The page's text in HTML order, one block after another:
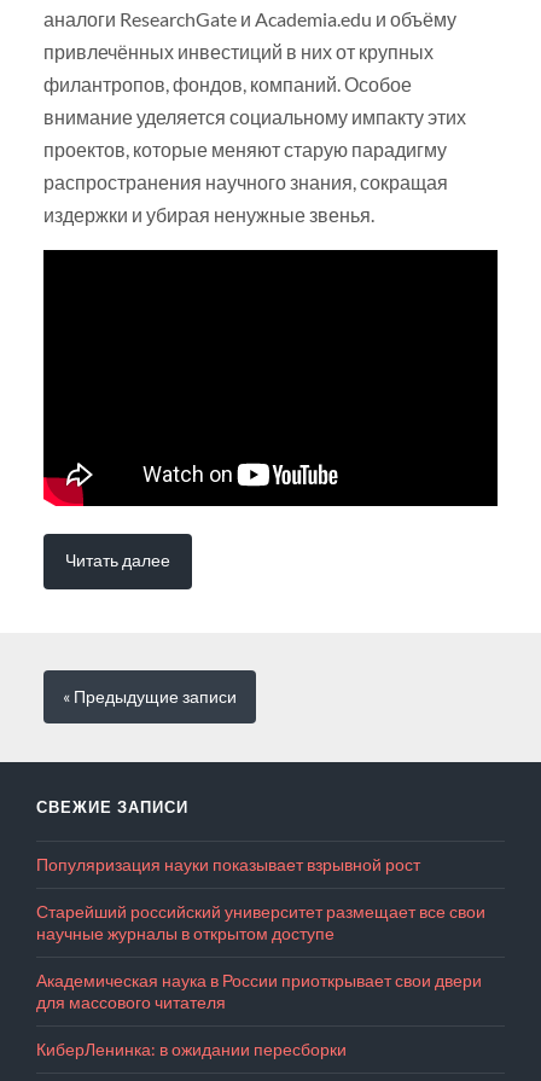
аналоги ResearchGate и Academia.edu и объёму
привлечённых инвестиций в них от крупных
филантропов, фондов, компаний. Особое
внимание уделяется социальному импакту этих
проектов, которые меняют старую парадигму
распространения научного знания, сокращая
издержки и убирая ненужные звенья.
Читать далее
« Предыдущиезаписи
СВЕЖИЕ ЗАПИСИ
Популяризация науки показывает взрывной рост
Старейший российский университет размещает все свои
научные журналы в открытом доступе
Академическая наука в России приоткрывает свои двери
для массового читателя
КиберЛенинка: в ожидании пересборки